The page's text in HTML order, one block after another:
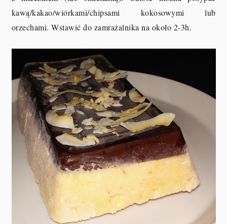
kawą/kakao/wiórkami/chipsami kokosowymi lub
orzechami. Wstawić do zamrażalnika na około 2-3h.